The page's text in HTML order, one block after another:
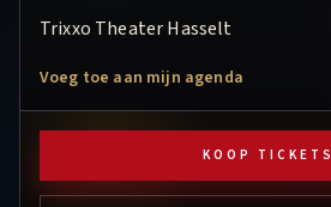
Trixxo Theater Hasselt
Voeg toe aan mijn agenda
KOOP TICKETS